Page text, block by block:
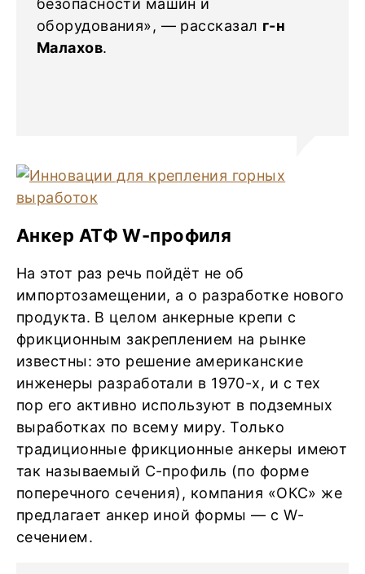
безопасности машин и
оборудования», — рассказал г-н
Малахов.
Анкер АТФ W-профиля
На этот раз речь пойдёт не об
импортозамещении, а о разработке нового
продукта. В целом анкерные крепи с
фрикционным закреплением на рынке
известны: это решение американские
инженеры разработали в 1970-х, и с тех
пор его активно используют в подземных
выработках по всему миру. Только
традиционные фрикционные анкеры имеют
так называемый С-профиль (по форме
поперечного сечения), компания «ОКС» же
предлагает анкер иной формы — с W-
сечением.